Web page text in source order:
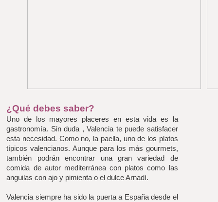
¿Qué debes saber?
Uno de los mayores placeres en esta vida es la
gastronomía. Sin duda , Valencia te puede satisfacer
esta necesidad. Como no, la paella, uno de los platos
típicos valencianos. Aunque para los más gourmets,
también podrán encontrar una gran variedad de
comida de autor mediterránea con platos como las
anguilas con ajo y pimienta o el dulce Arnadí.
Valencia siempre ha sido la puerta a España desde el